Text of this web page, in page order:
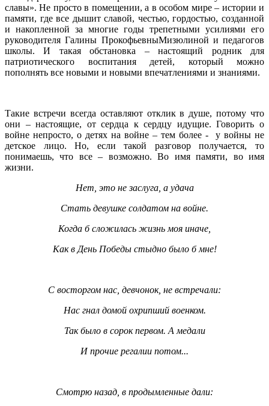
славы». Не просто в помещении, а в особом мире – истории и
памяти, где все дышит славой, честью, гордостью, созданной
и накопленной за многие годы трепетными усилиями его
руководителя Галины ПрокофьевныМизюлиной и педагогов
школы. И такая обстановка – настоящий родник для
патриотического воспитания детей, который можно
пополнять все новыми и новыми впечатлениями и знаниями.
Такие встречи всегда оставляют отклик в душе, потому что
они – настоящие, от сердца к сердцу идущие. Говорить о
войне непросто, о детях на войне – тем более - у войны не
детское лицо. Но, если такой разговор получается, то
понимаешь, что все – возможно. Во имя памяти, во имя
жизни.
Нет, это не заслуга, а удача
Стать девушке солдатом на войне.
Когда б сложилась жизнь моя иначе,
Как в День Победы стыдно было б мне!
С восторгом нас, девчонок, не встречали:
Нас гнал домой охрипший военком.
Так было в сорок первом. А медали
И прочие регалии потом...
Смотрю назад, в продымленные дали: